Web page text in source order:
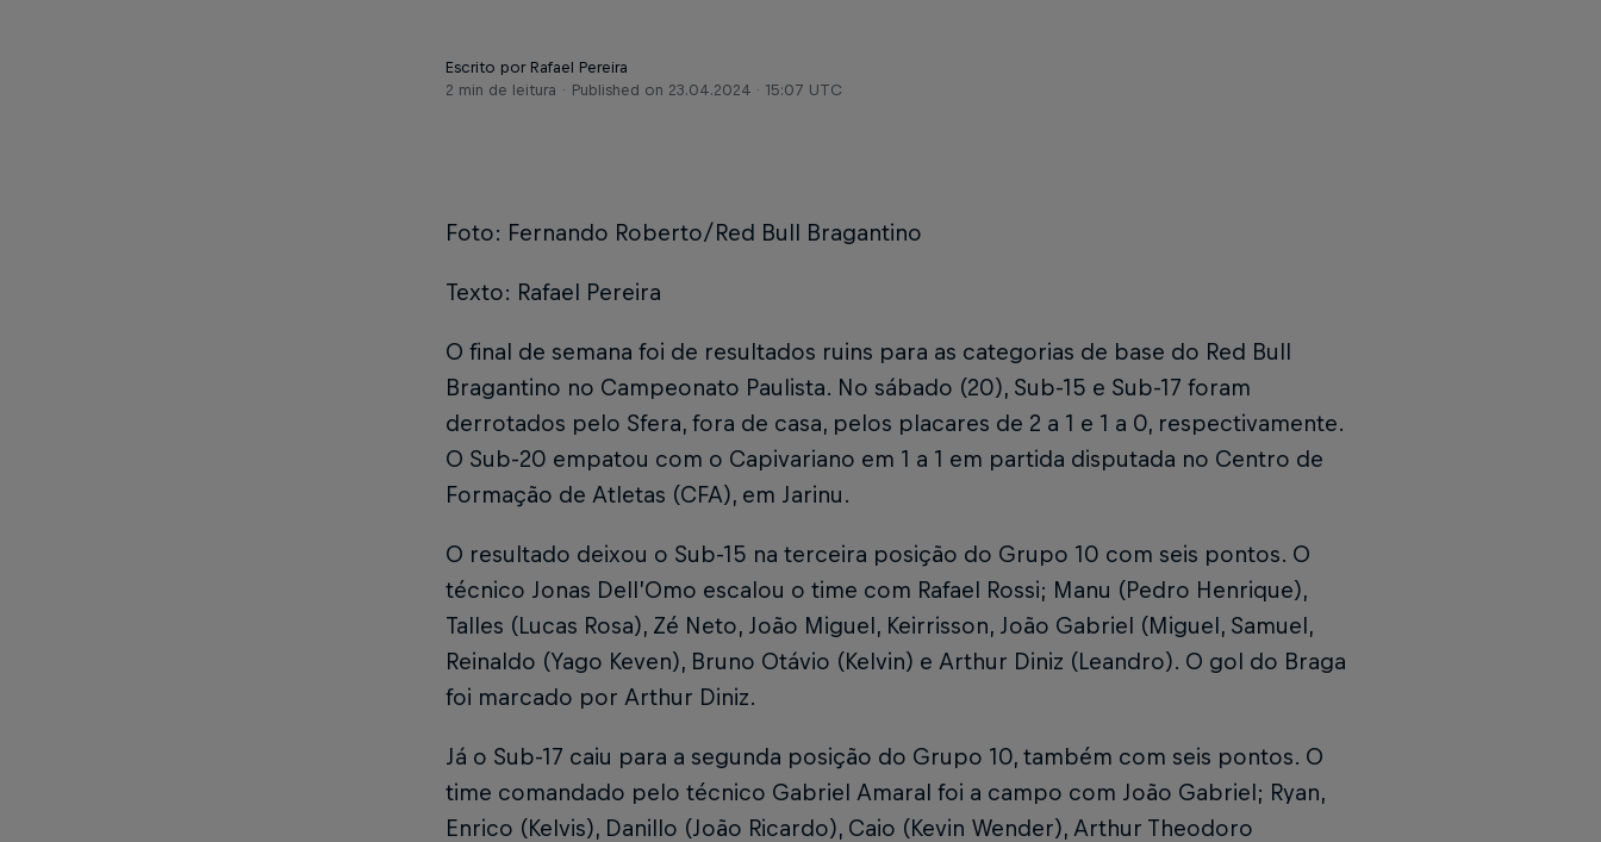
Escrito por Rafael Pereira
2 min de leitura
Published on 23.04.2024 · 15:07 UTC
Foto: Fernando Roberto/Red Bull Bragantino
Texto: Rafael Pereira
O final de semana foi de resultados ruins para as categorias de base do Red Bull
Bragantino no Campeonato Paulista. No sábado (20), Sub-15 e Sub-17 foram
derrotados pelo Sfera, fora de casa, pelos placares de 2 a 1 e 1 a 0, respectivamente.
O Sub-20 empatou com o Capivariano em 1 a 1 em partida disputada no Centro de
Formação de Atletas (CFA), em Jarinu.
O resultado deixou o Sub-15 na terceira posição do Grupo 10 com seis pontos. O
técnico Jonas Dell’Omo escalou o time com Rafael Rossi; Manu (Pedro Henrique),
Talles (Lucas Rosa), Zé Neto, João Miguel, Keirrisson, João Gabriel (Miguel, Samuel,
Reinaldo (Yago Keven), Bruno Otávio (Kelvin) e Arthur Diniz (Leandro). O gol do Braga
foi marcado por Arthur Diniz.
Já o Sub-17 caiu para a segunda posição do Grupo 10, também com seis pontos. O
time comandado pelo técnico Gabriel Amaral foi a campo com João Gabriel; Ryan,
Enrico (Kelvis), Danillo (João Ricardo), Caio (Kevin Wender), Arthur Theodoro